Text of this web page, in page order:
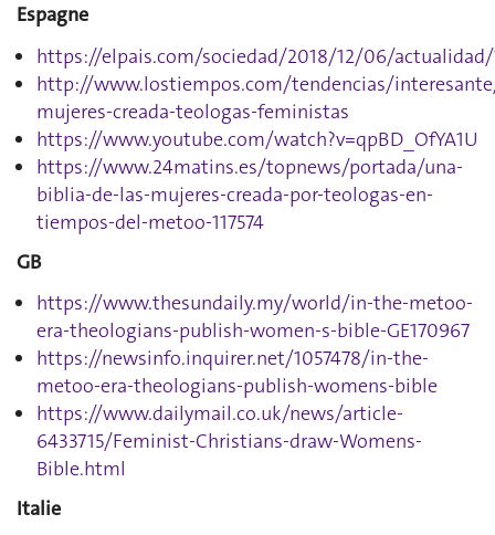
Espagne
https://elpais.com/sociedad/2018/12/06/actualidad/
http://www.lostiempos.com/tendencias/
mujeres-creada-teologas-feministas
https://www.youtube.com/watch?v=qpBD_OfYA1U
https://www.24matins.es/topnews/portada/una-
biblia-de-las-mujeres-creada-por-teologas-en-
tiempos-del-metoo-117574
GB
https://www.thesundaily.my/world/in-the-metoo-
era-theologians-publish-women-s-bible-GE170967
https://newsinfo.inquirer.net/1057478/in-the-
metoo-era-theologians-publish-womens-bible
https://www.dailymail.co.uk/news/article-
6433715/Feminist-Christians-draw-Womens-
Bible.html
Italie